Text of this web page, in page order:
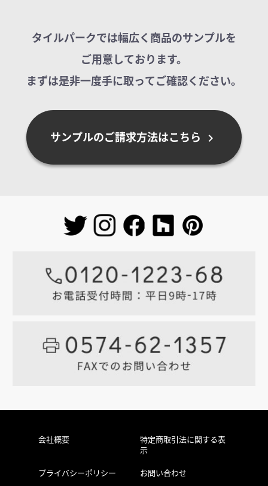
タイルパークでは幅広く商品のサンプルを
ご用意しております。
まずは是非一度手に取ってご確認ください。
サンプルのご請求方法はこちら chevron_right
会社概要
特定商取引法に関する表
示
プライバシーポリシー
お問い合わせ